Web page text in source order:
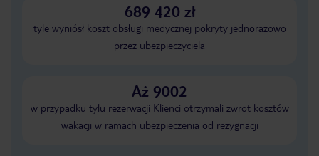
689 420 zł
tyle wyniósł koszt obsługi medycznej pokryty jednorazowo
przez ubezpieczyciela
Aż 9002
w przypadku tylu rezerwacji Klienci otrzymali zwrot kosztów
wakacji w ramach ubezpieczenia od rezygnacji